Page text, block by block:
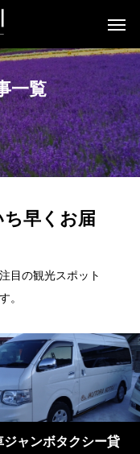
一覧
早くお届
目の観光スポット
。
ジャンボタクシー貸